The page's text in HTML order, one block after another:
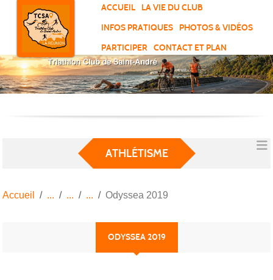
ACCUEIL
LA VIE DU CLUB
INFOS PRATIQUES
PHOTOS & VIDÉOS
PARTICIPER
CONTACT ET PLAN
ATHLÉTISME
Accueil Odyssea 2019
ODYSSEA 2019
Panneau de gestion des cookies